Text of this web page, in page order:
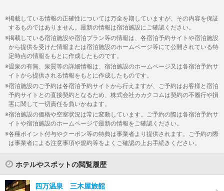
掲載している情報の正確性については万全を期していますが、その内容を保証
するものではありません。最新の情報は宿泊施設にご確認ください。
掲載している宿泊施設や宿泊プラン等の情報は、各宿泊予約サイトや宿泊施設
から提供を受けた情報または宿泊施設のホームページ等にて公開されている特
定時点の情報をもとに作成したものです。
温泉の有無、泉質等の詳細情報は、宿泊施設のホームページ又は各宿泊予約サ
イトから提供される情報をもとに作成したものです。
宿泊施設のご予約は各宿泊予約サイトから行えますが、ご予約はお客様と宿泊
予約サイトとの直接契約となるため、株式会社カカクコムは契約の不履行や損
害に関して一切責任を負いかねます。
宿泊施設の価格や空室状況は常に変動しています。ご予約の際は各宿泊予約サ
イトや宿泊施設のホームページで最新の情報をご確認ください。
各種ポイント付与やクーポン等の特典は事業者より提供されます。ご予約の際
は事業者による注意事項や規約等をよくご確認の上お手続きください。
ホテルやスポットの閲覧履歴
四万温泉 三木屋旅館